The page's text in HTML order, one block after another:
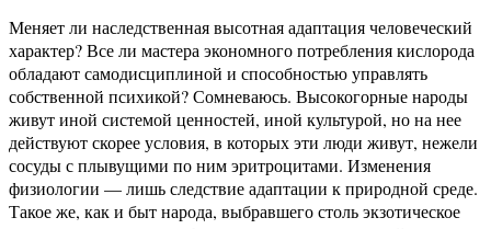
Меняет ли наследственная высотная адаптация человеческий
характер? Все ли мастера экономного потребления кислорода
обладают самодисциплиной и способностью управлять
собственной психикой? Сомневаюсь. Высокогорные народы
живут иной системой ценностей, иной культурой, но на нее
действуют скорее условия, в которых эти люди живут, нежели
сосуды с плывущими по ним эритроцитами. Изменения
физиологии — лишь следствие адаптации к природной среде.
Такое же, как и быт народа, выбравшего столь экзотическое